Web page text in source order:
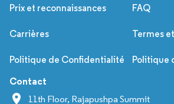
Prix et reconnaissances FAQ
Carrières Termes
Politique de Confidentialité Politique
Contact
11th Floor, Rajapushpa Summit